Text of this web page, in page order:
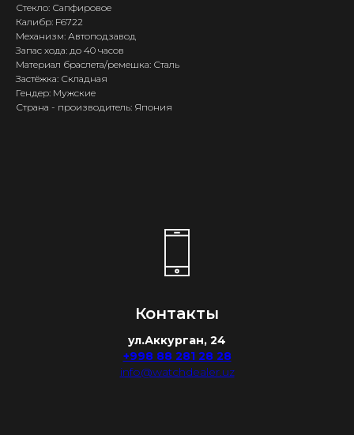
Стекло: Сапфировое
Калибр: F6722
Механизм: Автоподзавод
Запас хода: до 40 часов
Материал браслета/ремешка: Сталь
Застёжка: Складная
Гендер: Мужские
Страна - производитель: Япония
Контакты
ул.Аккурган, 24
+998 88 281 28 28
info@watchdealer.uz